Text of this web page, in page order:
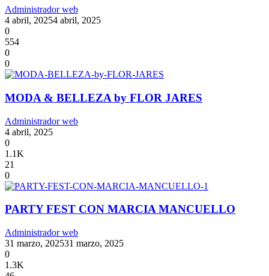
Administrador web
4 abril, 20254 abril, 2025
0
554
0
0
MODA & BELLEZA by FLOR JARES
Administrador web
4 abril, 2025
0
1.1K
21
0
PARTY FEST CON MARCIA MANCUELLO
Administrador web
31 marzo, 202531 marzo, 2025
0
1.3K